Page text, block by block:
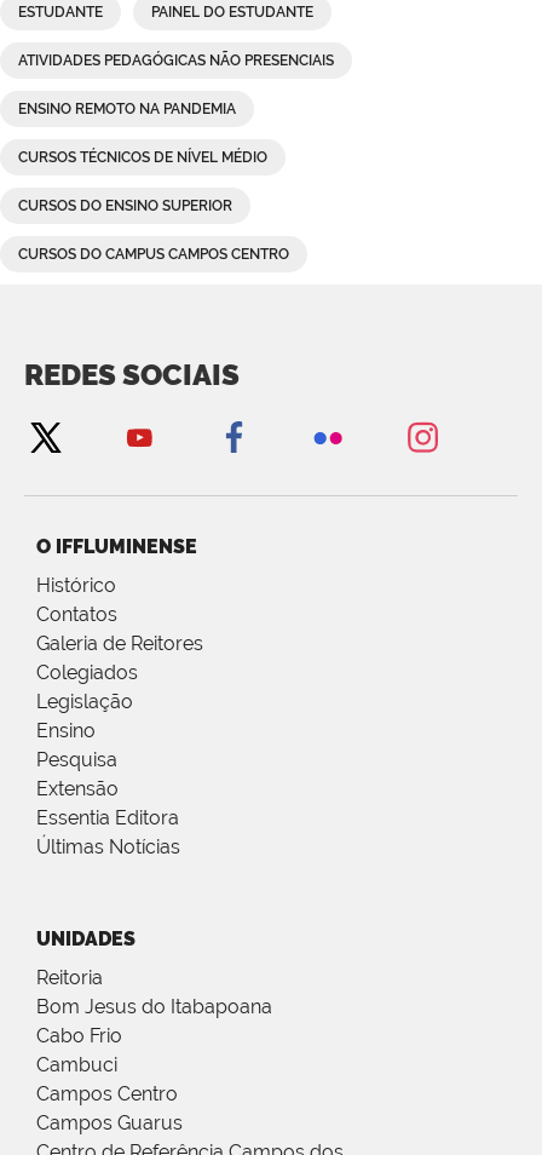
ESTUDANTE PAINEL DO ESTUDANTE
ATIVIDADES PEDAGÓGICAS NÃO PRESENCIAIS
ENSINO REMOTO NA PANDEMIA
CURSOS TÉCNICOS DE NÍVEL MÉDIO
CURSOS DO ENSINO SUPERIOR
CURSOS DO CAMPUS CAMPOS CENTRO
REDES SOCIAIS
O IFFLUMINENSE
Histórico
Contatos
Galeria de Reitores
Colegiados
Legislação
Ensino
Pesquisa
Extensão
Essentia Editora
Últimas Notícias
UNIDADES
Reitoria
Bom Jesus do Itabapoana
Cabo Frio
Cambuci
Campos Centro
Campos Guarus